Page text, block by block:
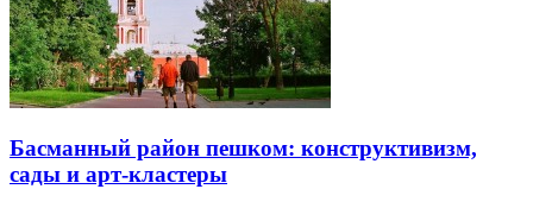
Басманный район пешком: конструктивизм,
сады и арт-кластеры